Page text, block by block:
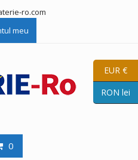
ro.com
meu
0
EUR €
RON lei